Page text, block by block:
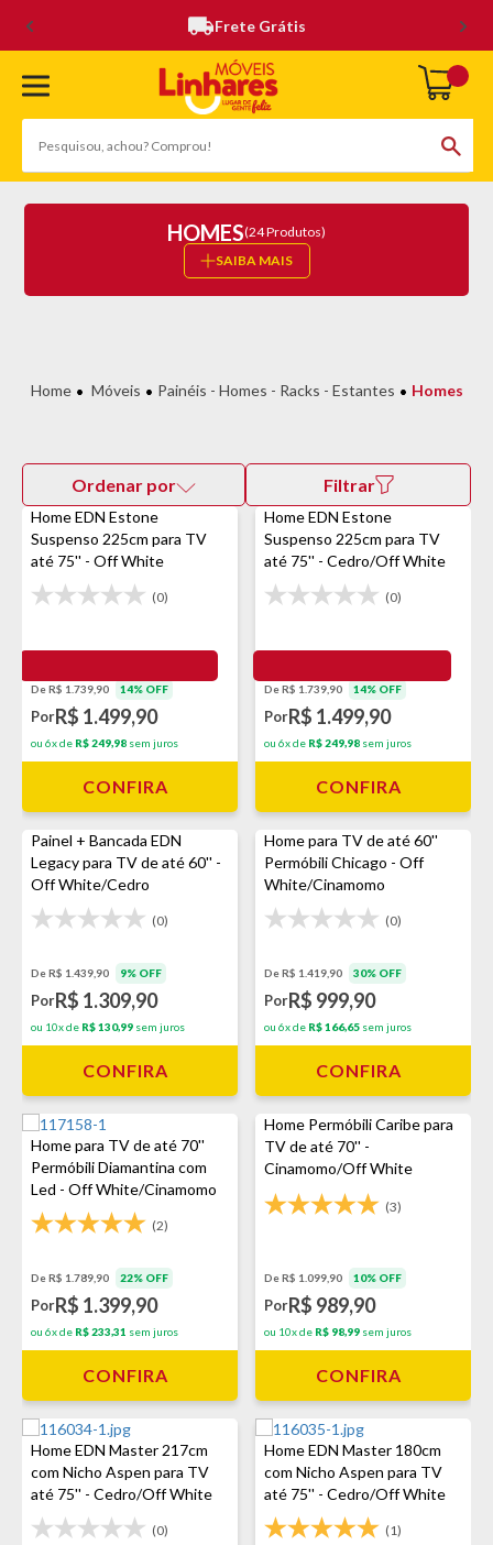
Frete Grátis
HOMES(24 Produtos)
SAIBA MAIS
Móveis Painéis - Homes - Racks - Estantes Homes
Ordenar por Filtrar
Home EDN Estone
Suspenso 225cm para TV
até 75'' - Off White
(0)
De R$ 1.739,90 14% OFF
PorR$ 1.499,90
ou 6x de R$ 249,98 sem juros
CONFIRA
Home EDN Estone
Suspenso 225cm para TV
até 75'' - Cedro/Off White
(0)
De R$ 1.739,90 14% OFF
PorR$ 1.499,90
ou 6x de R$ 249,98 sem juros
CONFIRA
Painel + Bancada EDN
Legacy para TV de até 60'' -
Off White/Cedro
(0)
De R$ 1.439,90 9% OFF
PorR$ 1.309,90
ou 10x de R$ 130,99 sem juros
CONFIRA
Home para TV de até 60''
Permóbili Chicago - Off
White/Cinamomo
(0)
De R$ 1.419,90 30% OFF
PorR$ 999,90
ou 6x de R$ 166,65 sem juros
CONFIRA
Home para TV de até 70''
Permóbili Diamantina com
Led - Off White/Cinamomo
(2)
De R$ 1.789,90 22% OFF
PorR$ 1.399,90
ou 6x de R$ 233,31 sem juros
CONFIRA
Home Permóbili Caribe para
TV de até 70'' -
Cinamomo/Off White
(3)
De R$ 1.099,90 10% OFF
PorR$ 989,90
ou 10x de R$ 98,99 sem juros
CONFIRA
Home EDN Master 217cm
com Nicho Aspen para TV
até 75'' - Cedro/Off White
(0)
Home EDN Master 180cm
com Nicho Aspen para TV
até 75'' - Cedro/Off White
(1)